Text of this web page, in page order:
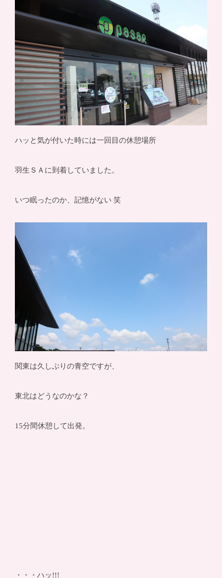
ハッと気が付いた時には一回目の休憩場所
羽生ＳＡに到着していました。
いつ眠ったのか、記憶がない 笑
関東は久しぶりの青空ですが、
東北はどうなのかな？
15分間休憩して出発。
・・・ハッ!!!